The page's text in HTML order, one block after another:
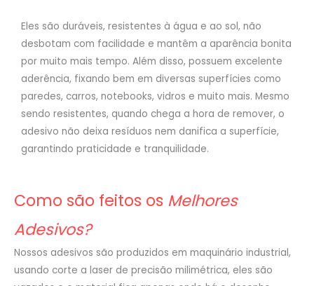
Eles são duráveis, resistentes à água e ao sol, não
desbotam com facilidade e mantêm a aparência bonita
por muito mais tempo. Além disso, possuem excelente
aderência, fixando bem em diversas superfícies como
paredes, carros, notebooks, vidros e muito mais. Mesmo
sendo resistentes, quando chega a hora de remover, o
adesivo não deixa resíduos nem danifica a superfície,
garantindo praticidade e tranquilidade.
Como são feitos os Melhores
Adesivos?
Nossos adesivos são produzidos em maquinário industrial,
usando corte a laser de precisão milimétrica, eles são